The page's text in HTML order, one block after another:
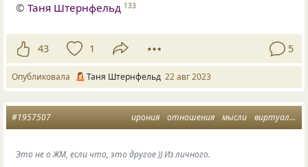
©Таня Штернфельд 133
43 1 5
Опубликовала Таня Штернфельд 22 авг 2023
ирония отношения мысли виртуальный роман
#1957507
Это не о ЖМ, если что, это другое )) Из личного.